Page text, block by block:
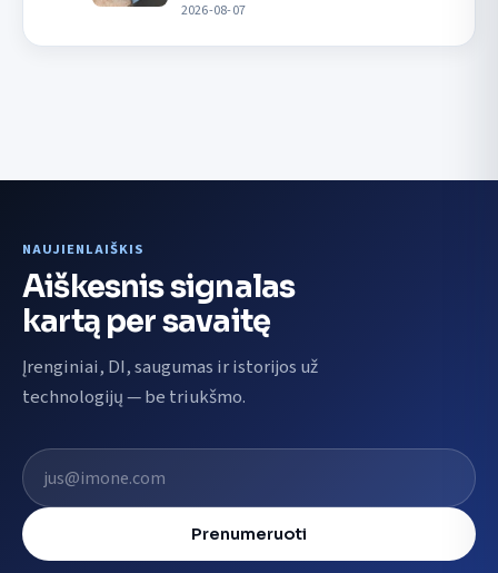
2026-08-07
NAUJIENLAIŠKIS
Aiškesnis signalas
kartą per savaitę
Įrenginiai, DI, saugumas ir istorijos už
technologijų — be triukšmo.
El. pašto adresas
Prenumeruoti